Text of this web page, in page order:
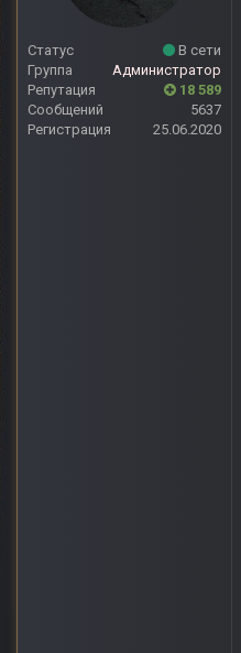
Статус
В сети
Группа
Администратор
Репутация
18 589
Сообщений
5637
Регистрация
25.06.2020